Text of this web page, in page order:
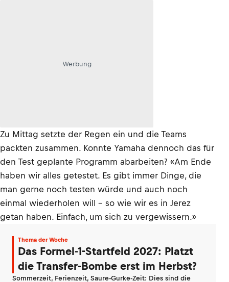
Werbung
Zu Mittag setzte der Regen ein und die Teams
packten zusammen. Konnte Yamaha dennoch das für
den Test geplante Programm abarbeiten? «Am Ende
haben wir alles getestet. Es gibt immer Dinge, die
man gerne noch testen würde und auch noch
einmal wiederholen will – so wie wir es in Jerez
getan haben. Einfach, um sich zu vergewissern.»
Thema der Woche
Das Formel-1-Startfeld 2027: Platzt
die Transfer-Bombe erst im Herbst?
Sommerzeit, Ferienzeit, Saure-Gurke-Zeit: Dies sind die